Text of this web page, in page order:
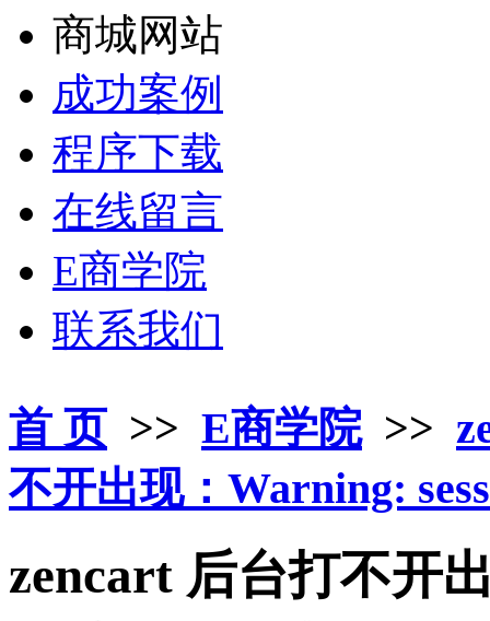
商城网站
成功案例
程序下载
在线留言
E商学院
联系我们
首 页>> E商学院>>
不开出现：Warning:
zencart 后台打不开